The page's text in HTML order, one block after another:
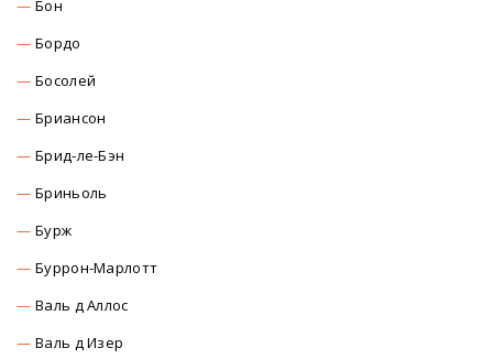
Бон
Бордо
Босолей
Бриансон
Брид-ле-Бэн
Бриньоль
Бурж
Буррон-Марлотт
Валь д Аллос
Валь д Изер